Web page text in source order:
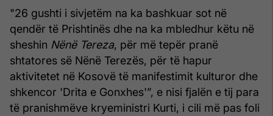
"26 gushti i sivjetëm na ka bashkuar sot në
qendër të Prishtinës dhe na ka mbledhur këtu në
sheshin Nënë Tereza, për më tepër pranë
shtatores së Nënë Terezës, për të hapur
aktivitetet në Kosovë të manifestimit kulturor dhe
shkencor 'Drita e Gonxhes'”, e nisi fjalën e tij para
të pranishmëve kryeministri Kurti, i cili më pas foli